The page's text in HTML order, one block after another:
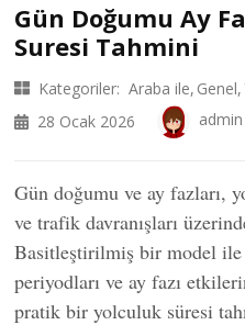
Gün Doğumu Ay
Suresi Tahmini
Kategoriler: Araba ile Genel
28 Ocak 2026
admin
Gün doğumu ve ay fazları,
ve trafik davranışları
Basitleştirilmiş bir model ile
periyodları ve ay fazı
pratik bir yolculuk süresi